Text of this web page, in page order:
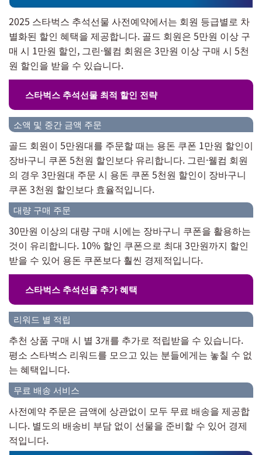
2025 스타벅스 추석선물 사전예약에서는 회원 등급별로 차
별화된 할인 혜택을 제공합니다. 골드 회원은 5만원 이상 구
매 시 1만원 할인, 그린·웰컴 회원은 3만원 이상 구매 시 5천
원 할인을 받을 수 있습니다.
스타벅스 추석선물 최적 할인 전략
소액 및 중간 금액 주문
골드 회원이 5만원대를 주문할 때는 용돈 쿠폰 1만원 할인이
장바구니 쿠폰 5천원 할인보다 유리합니다. 그린·웰컴 회원
의 경우 3만원대 주문 시 용돈 쿠폰 5천원 할인이 장바구니
쿠폰 3천원 할인보다 효율적입니다.
대량 구매 주문
30만원 이상의 대량 구매 시에는 장바구니 쿠폰을 활용하는
것이 유리합니다. 10% 할인 쿠폰으로 최대 3만원까지 할인
받을 수 있어 용돈 쿠폰보다 훨씬 경제적입니다.
스타벅스 추석선물 추가 혜택
리워드 별 적립
추천 상품 구매 시 별 3개를 추가로 적립받을 수 있습니다.
평소 스타벅스 리워드를 모으고 있는 분들에게는 놓칠 수 없
는 혜택입니다.
무료 배송 서비스
사전예약 주문은 금액에 상관없이 모두 무료 배송을 제공합
니다. 별도의 배송비 부담 없이 선물을 준비할 수 있어 경제
적입니다.